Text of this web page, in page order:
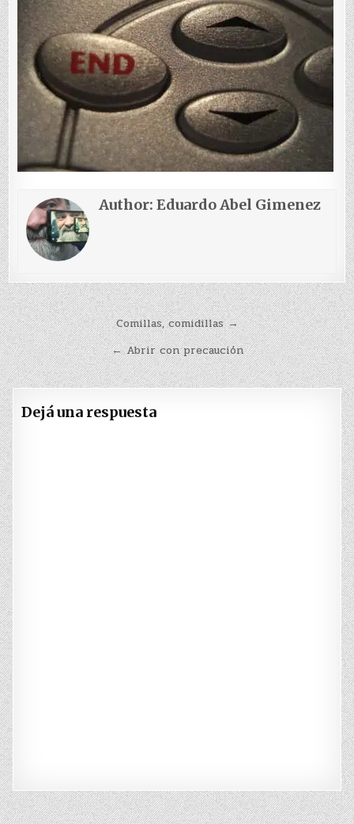
Author:Eduardo Abel Gimenez
Navegación
de
entradas
Comillas, comidillas →
← Abrir con precaución
Dejá una respuesta